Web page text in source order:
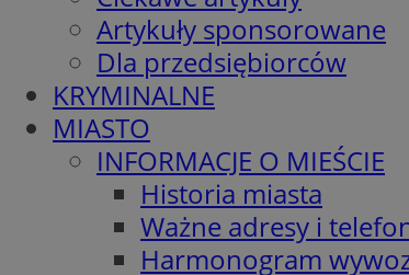
Artykuły sponsorowane
Dla przedsiębiorców
KRYMINALNE
MIASTO
INFORMACJE O MIEŚCIE
Historia miasta
Ważne adresy i
Harmonogram